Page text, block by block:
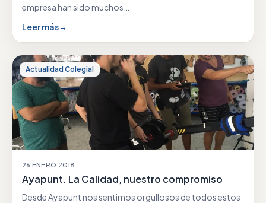
empresa han sido muchos…
Leer más→
Actualidad Colegial
26 ENERO 2018
Ayapunt. La Calidad, nuestro compromiso
Desde Ayapunt nos sentimos orgullosos de todos estos